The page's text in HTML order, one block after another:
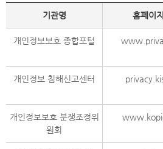
기관명 홈페이
개인정보보호 종합포털
개인정보 침해신고센터
개인정보보호 분쟁조정위
원회